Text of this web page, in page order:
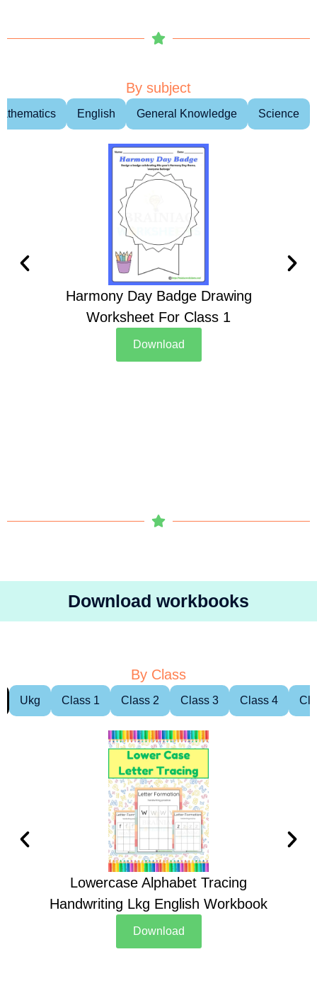
By subject
English General Knowledge Science
Harmony Day Badge Drawing
Worksheet For Class 1
Download
Download workbooks
By Class
Ukg Class 1 Class 2 Class 3 Class 4
Lowercase Alphabet Tracing
Handwriting Lkg English Workbook
Download